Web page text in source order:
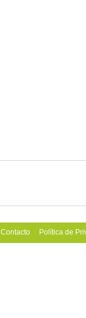
Contacto Política de